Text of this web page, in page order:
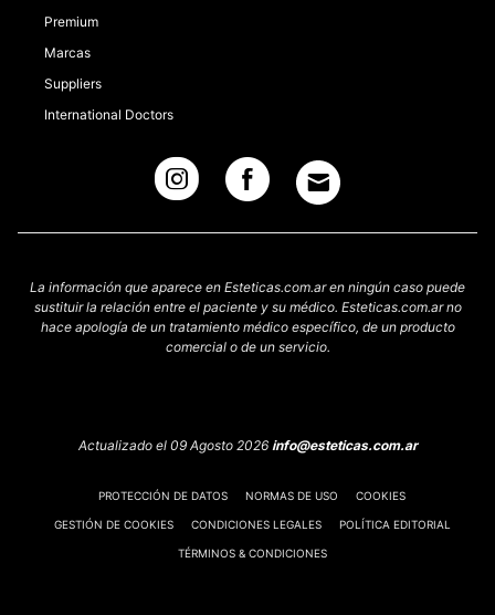
Premium
Marcas
Suppliers
International Doctors
La información que aparece en Esteticas.com.ar en ningún caso puede
sustituir la relación entre el paciente y su médico. Esteticas.com.ar no
hace apología de un tratamiento médico específico, de un producto
comercial o de un servicio.
Actualizado el 09 Agosto 2026 info@esteticas.com.ar
PROTECCIÓN DE DATOS NORMAS DE USO COOKIES
GESTIÓN DE COOKIES CONDICIONES LEGALES POLÍTICA EDITORIAL
TÉRMINOS & CONDICIONES